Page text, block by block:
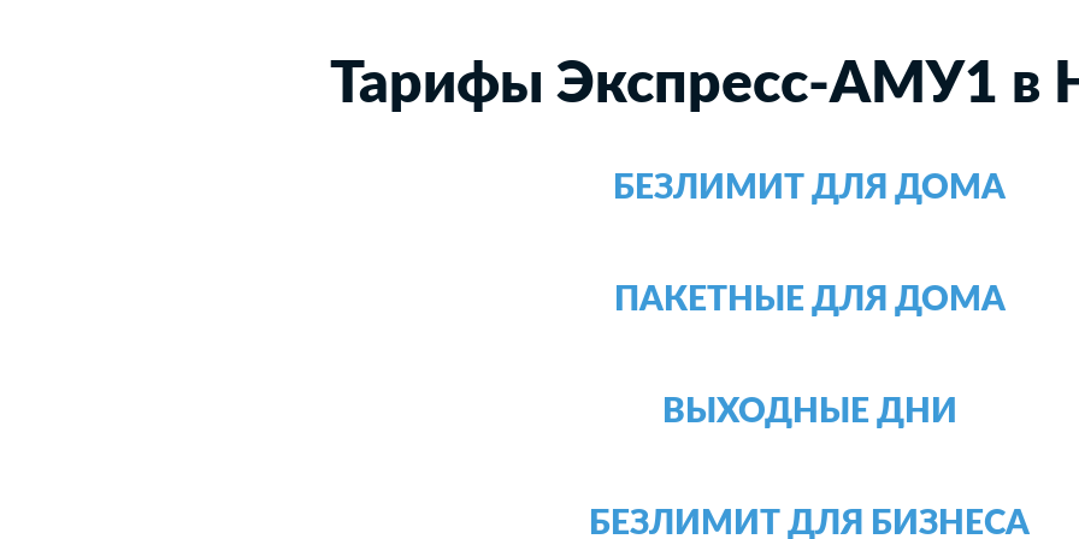
Тарифы Экспресс-АМУ1 в
БЕЗЛИМИТ ДЛЯ ДОМА
ПАКЕТНЫЕ ДЛЯ ДОМА
ВЫХОДНЫЕ ДНИ
БЕЗЛИМИТ ДЛЯ БИЗНЕСА